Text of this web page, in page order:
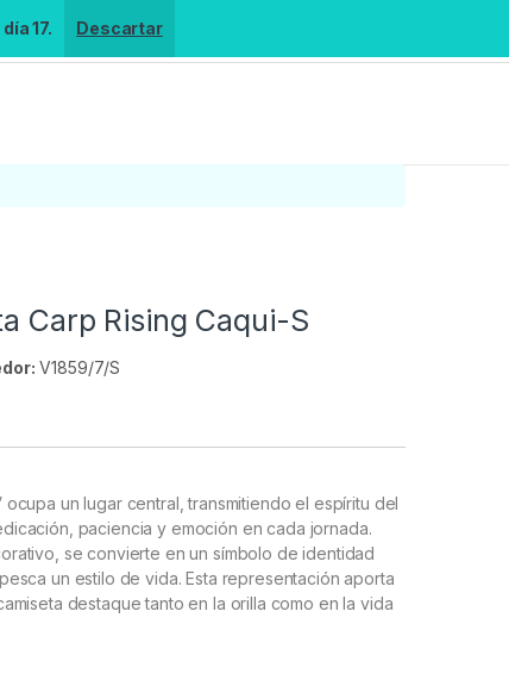
17. Descartar
Carp Rising Caqui-S
V1859/7/S
ocupa un lugar central, transmitiendo el espíritu del
paciencia y emoción en cada jornada.
se convierte en un símbolo de identidad
un estilo de vida. Esta representación aporta
destaque tanto en la orilla como en la vida